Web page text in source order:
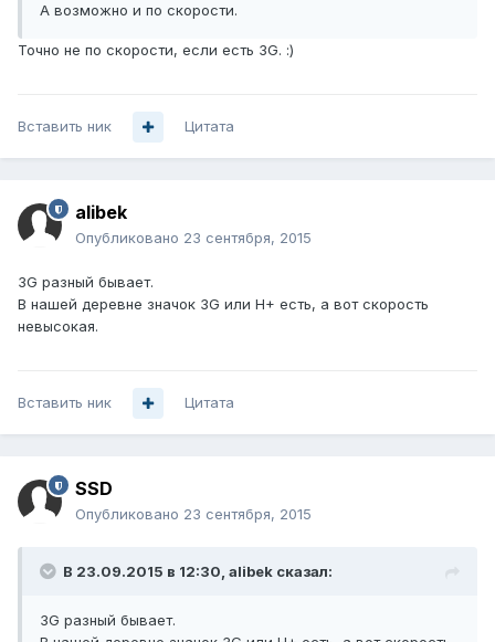
А возможно и по скорости.
Точно не по скорости, если есть 3G. :)
Вставить ник Цитата
alibek
Опубликовано 23 сентября, 2015
3G разный бывает.
В нашей деревне значок 3G или H+ есть, а вот скорость
невысокая.
Вставить ник Цитата
SSD
Опубликовано 23 сентября, 2015
В 23.09.2015 в 12:30, alibek сказал:
3G разный бывает.